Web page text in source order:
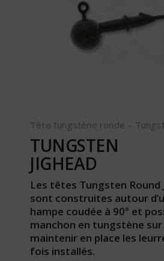
Tête tungstène ronde –
TUNGSTEN
JIGHEAD
Les têtes Tungsten Round
sont construites autour
hampe coudée à 90° et
manchon en tungstène
maintenir en place les
fois installés.